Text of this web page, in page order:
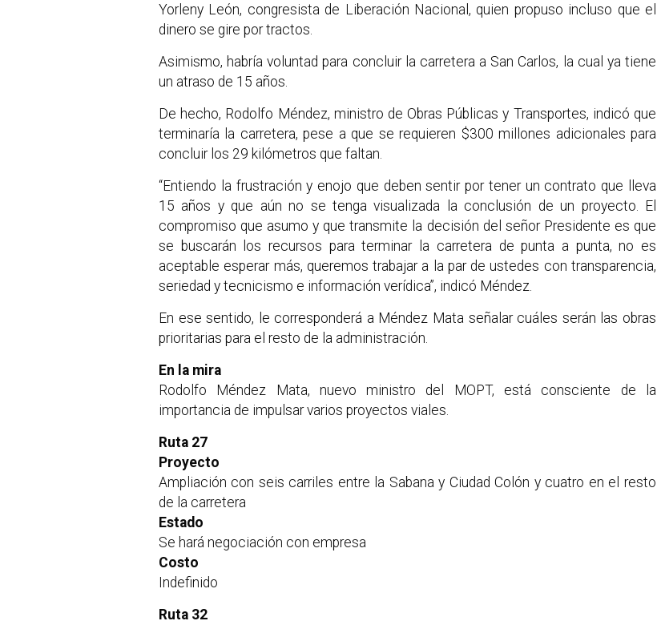
Yorleny León, congresista de Liberación Nacional, quien propuso incluso que el
dinero se gire por tractos.
Asimismo, habría voluntad para concluir la carretera a San Carlos, la cual ya tiene
un atraso de 15 años.
De hecho, Rodolfo Méndez, ministro de Obras Públicas y Transportes, indicó que
terminaría la carretera, pese a que se requieren $300 millones adicionales para
concluir los 29 kilómetros que faltan.
“Entiendo la frustración y enojo que deben sentir por tener un contrato que lleva
15 años y que aún no se tenga visualizada la conclusión de un proyecto. El
compromiso que asumo y que transmite la decisión del señor Presidente es que
se buscarán los recursos para terminar la carretera de punta a punta, no es
aceptable esperar más, queremos trabajar a la par de ustedes con transparencia,
seriedad y tecnicismo e información verídica”, indicó Méndez.
En ese sentido, le corresponderá a Méndez Mata señalar cuáles serán las obras
prioritarias para el resto de la administración.
En la mira
Rodolfo Méndez Mata, nuevo ministro del MOPT, está consciente de la
importancia de impulsar varios proyectos viales.
Ruta 27
Proyecto
Ampliación con seis carriles entre la Sabana y Ciudad Colón y cuatro en el resto
de la carretera
Estado
Se hará negociación con empresa
Costo
Indefinido
Ruta 32